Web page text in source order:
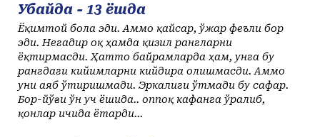
Убайда - 13 ёшда
Ёқимтой бола эди. Аммо қайсар, ўжар феъли бор
эди. Негадир оқ ҳамда қизил рангларни
ёқтирмасди. Ҳатто байрамларда ҳам, унга бу
рангдаги кийимларни кийдира олишмасди. Аммо
уни аяб ўтиришмади. Эркалиги ўтмади бу сафар.
Бор-йўғи ўн уч ёшида.. оппоқ кафанга ўралиб,
қонлар ичида ётарди...